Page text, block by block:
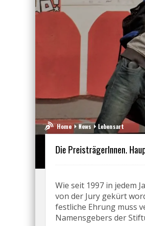
Home News Lebensart
Die PreisträgerInnen.
Wie seit 1997 in jedem
von der Jury gekürt
festliche Ehrung muss
Namensgebers der